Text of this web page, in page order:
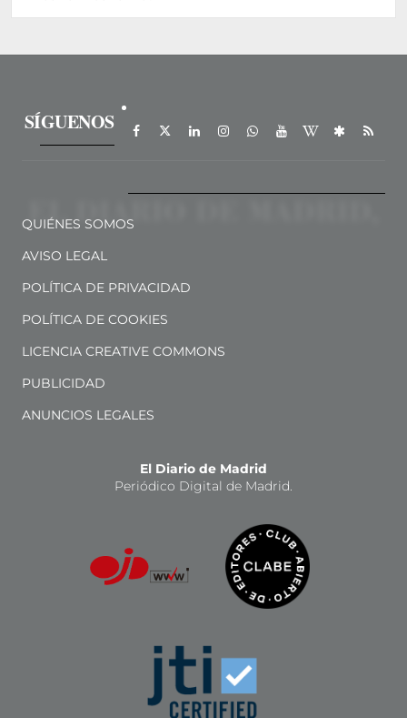
SÍGUENOS
QUIÉNES SOMOS
AVISO LEGAL
POLÍTICA DE PRIVACIDAD
POLÍTICA DE COOKIES
LICENCIA CREATIVE COMMONS
PUBLICIDAD
ANUNCIOS LEGALES
El Diario de Madrid
Periódico Digital de Madrid.